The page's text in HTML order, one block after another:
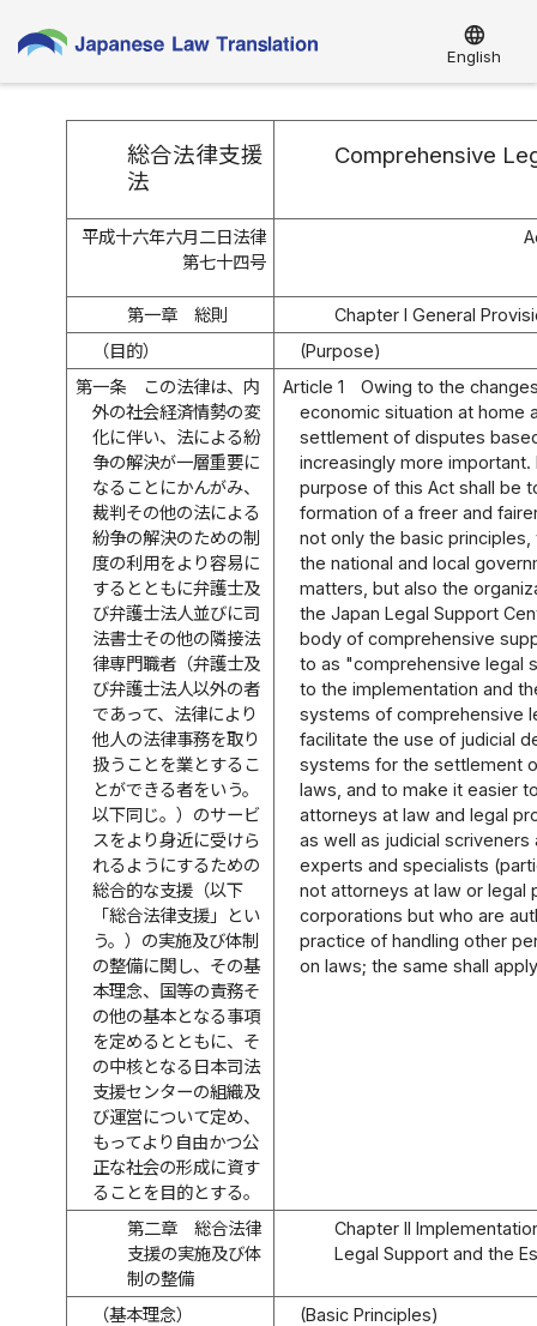
language
English
総合法律支援
法
Comprehensive
平成十六年六月二日法律
第七十四号
第一章 総則
Chapter I General
（目的）
(Purpose)
第一条
この法律は、内
外の社会経済情勢の変
化に伴い、法による紛
争の解決が一層重要に
なることにかんがみ、
裁判その他の法による
紛争の解決のための制
度の利用をより容易に
するとともに弁護士及
び弁護士法人並びに司
法書士その他の隣接法
律専門職者（弁護士及
び弁護士法人以外の者
であって、法律により
他人の法律事務を取り
扱うことを業とするこ
とができる者をいう。
以下同じ。）のサービ
スをより身近に受けら
れるようにするための
総合的な支援（以下
「総合法律支援」とい
う。）の実施及び体制
の整備に関し、その基
本理念、国等の責務そ
の他の基本となる事項
を定めるとともに、そ
の中核となる日本司法
支援センターの組織及
び運営について定め、
もってより自由かつ公
正な社会の形成に資す
ることを目的とする。
Article 1
Owing to the
economic situation at home
settlement of disputes
increasingly more important.
purpose of this Act shall be
formation of a freer and
not only the basic
the national and local
matters, but also the
the Japan Legal Support
body of comprehensive
to as "comprehensive legal
to the implementation and
systems of comprehensive
facilitate the use of judicial
systems for the settlement
laws, and to make it easier
attorneys at law and legal
as well as judicial
experts and specialists
not attorneys at law or legal
corporations but who are
practice of handling other
on laws; the same shall
第二章 総合法律
支援の実施及び体
制の整備
Chapter II
Legal Support and the
（基本理念）
(Basic Principles)